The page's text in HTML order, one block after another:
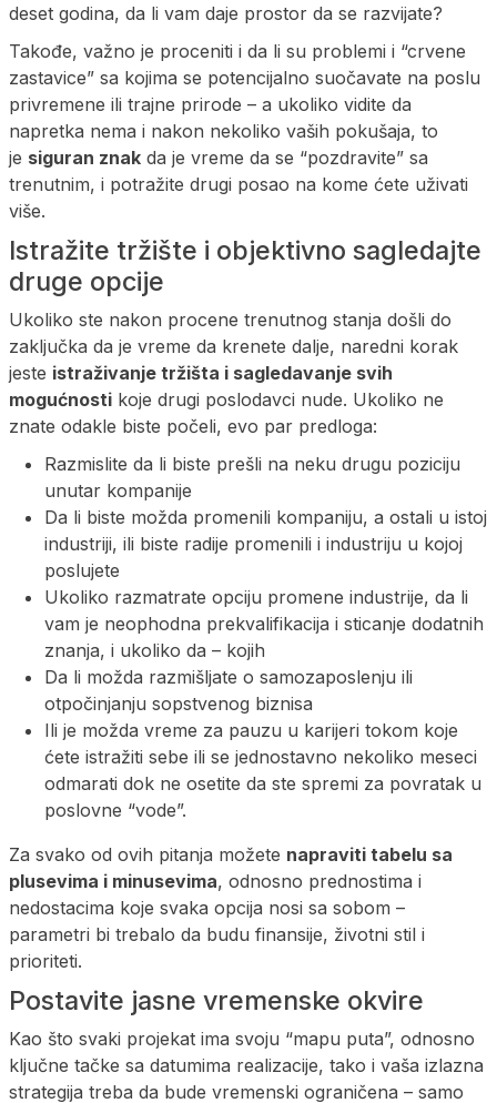
deset godina, da li vam daje prostor da se razvijate?
Takođe, važno je proceniti i da li su problemi i “crvene
zastavice” sa kojima se potencijalno suočavate na poslu
privremene ili trajne prirode – a ukoliko vidite da
napretka nema i nakon nekoliko vaših pokušaja, to
je siguran znak da je vreme da se “pozdravite” sa
trenutnim, i potražite drugi posao na kome ćete uživati
više.
Istražite tržište i objektivno sagledajte
druge opcije
Ukoliko ste nakon procene trenutnog stanja došli do
zaključka da je vreme da krenete dalje, naredni korak
jeste istraživanje tržišta i sagledavanje svih
mogućnosti koje drugi poslodavci nude. Ukoliko ne
znate odakle biste počeli, evo par predloga:
Razmislite da li biste prešli na neku drugu poziciju
unutar kompanije
Da li biste možda promenili kompaniju, a ostali u istoj
industriji, ili biste radije promenili i industriju u kojoj
poslujete
Ukoliko razmatrate opciju promene industrije, da li
vam je neophodna prekvalifikacija i sticanje dodatnih
znanja, i ukoliko da – kojih
Da li možda razmišljate o samozaposlenju ili
otpočinjanju sopstvenog biznisa
Ili je možda vreme za pauzu u karijeri tokom koje
ćete istražiti sebe ili se jednostavno nekoliko meseci
odmarati dok ne osetite da ste spremi za povratak u
poslovne “vode”.
Za svako od ovih pitanja možete napraviti tabelu sa
plusevima i minusevima, odnosno prednostima i
nedostacima koje svaka opcija nosi sa sobom –
parametri bi trebalo da budu finansije, životni stil i
prioriteti.
Postavite jasne vremenske okvire
Kao što svaki projekat ima svoju “mapu puta”, odnosno
ključne tačke sa datumima realizacije, tako i vaša izlazna
strategija treba da bude vremenski ograničena – samo